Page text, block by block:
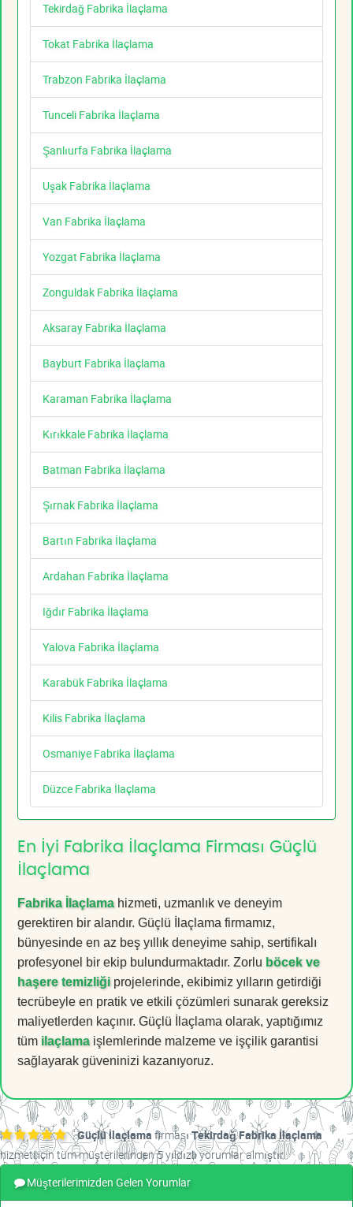
Tekirdağ Fabrika İlaçlama
Tokat Fabrika İlaçlama
Trabzon Fabrika İlaçlama
Tunceli Fabrika İlaçlama
Şanlıurfa Fabrika İlaçlama
Uşak Fabrika İlaçlama
Van Fabrika İlaçlama
Yozgat Fabrika İlaçlama
Zonguldak Fabrika İlaçlama
Aksaray Fabrika İlaçlama
Bayburt Fabrika İlaçlama
Karaman Fabrika İlaçlama
Kırıkkale Fabrika İlaçlama
Batman Fabrika İlaçlama
Şırnak Fabrika İlaçlama
Bartın Fabrika İlaçlama
Ardahan Fabrika İlaçlama
Iğdır Fabrika İlaçlama
Yalova Fabrika İlaçlama
Karabük Fabrika İlaçlama
Kilis Fabrika İlaçlama
Osmaniye Fabrika İlaçlama
Düzce Fabrika İlaçlama
En İyi Fabrika İlaçlama Firması Güçlü
İlaçlama
Fabrika İlaçlamahizmeti, uzmanlık ve deneyim
gerektiren bir alandır. Güçlü İlaçlama firmamız,
bünyesinde en az beş yıllık deneyime sahip, sertifikalı
profesyonel bir ekip bulundurmaktadır. Zorlu böcek ve
haşere temizliği projelerinde, ekibimiz yılların getirdiği
tecrübeyle en pratik ve etkili çözümleri sunarak gereksiz
maliyetlerden kaçınır. Güçlü İlaçlama olarak, yaptığımız
tüm ilaçlamaişlemlerinde malzeme ve işçilik garantisi
sağlayarak güveninizi kazanıyoruz.
Güçlü İlaçlama firmasıTekirdağ Fabrika İlaçlama
hizmeti için tüm müşterilerinden 5 yıldızlı yorumlar almıştır.
Müşterilerimizden Gelen Yorumlar